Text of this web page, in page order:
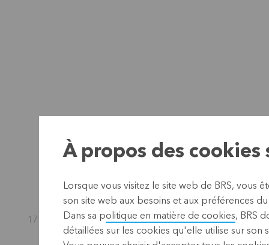
17 mars 2026 14:49 - 08 nov. 2026
À propos des cookies
Lorsque vous visitez le site web de BRS, vous
son site web aux besoins et aux préférences
Dans sa politique en matière de cookies, BRS
détaillées sur les cookies qu'elle utilise sur son